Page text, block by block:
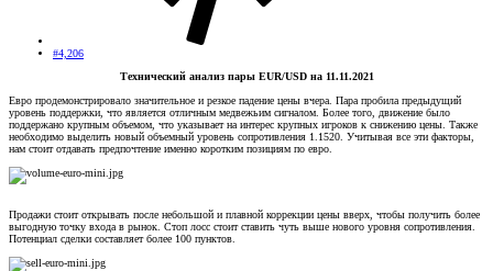
#4,206
Технический анализ пары EUR/USD на 11.11.2021
Евро продемонстрировало значительное и резкое падение цены вчера. Пара пробила предыдущий
уровень поддержки, что является отличным медвежьим сигналом. Более того, движение было
поддержано крупным объемом, что указывает на интерес крупных игроков к снижению цены. Также
необходимо выделить новый объемный уровень сопротивления 1.1520. Учитывая все эти факторы,
нам стоит отдавать предпочтение именно коротким позициям по евро.
Продажи стоит открывать после небольшой и плавной коррекции цены вверх, чтобы получить более
выгодную точку входа в рынок. Стоп лосс стоит ставить чуть выше нового уровня сопротивления.
Потенциал сделки составляет более 100 пунктов.